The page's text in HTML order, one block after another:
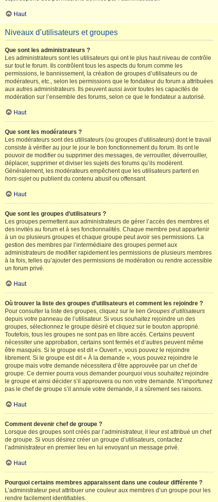
Haut
Niveaux d’utilisateurs et groupes
Que sont les administrateurs ?
Les administrateurs sont les utilisateurs qui ont le plus haut niveau de contrôle
sur tout le forum. Ils contrôlent tous les aspects du forum comme les
permissions, le bannissement, la création de groupes d’utilisateurs ou de
modérateurs, etc., selon les permissions que le fondateur du forum a attribuées
aux autres administrateurs. Ils peuvent aussi avoir toutes les capacités de
modération sur l’ensemble des forums, selon ce que le fondateur a autorisé.
Haut
Que sont les modérateurs ?
Les modérateurs sont des utilisateurs (ou groupes d’utilisateurs) dont le travail
consiste à vérifier au jour le jour le bon fonctionnement du forum. Ils ont le
pouvoir de modifier ou supprimer des messages, de verrouiller, déverrouiller,
déplacer, supprimer et diviser les sujets des forums qu’ils modèrent.
Généralement, les modérateurs empêchent que les utilisateurs partent en
hors-sujetou publient du contenu abusif ou offensant.
Haut
Que sont les groupes d’utilisateurs ?
Les groupes permettent aux administrateurs de gérer l’accès des membres et
des invités au forum et à ses fonctionnalités. Chaque membre peut appartenir
à un ou plusieurs groupes et chaque groupe peut avoir ses permissions. La
gestion des membres par l’intermédiaire des groupes permet aux
administrateurs de modifier rapidement les permissions de plusieurs membres
à la fois, telles qu’ajouter des permissions de modération ou rendre accessible
un forum privé.
Haut
Où trouver la liste des groupes d’utilisateurs et comment les rejoindre ?
Pour consulter la liste des groupes, cliquez sur le lien Groupes d’utilisateurs
depuis votre panneau de l’utilisateur. Si vous souhaitez rejoindre un des
groupes, sélectionnez le groupe désiré et cliquez sur le bouton approprié.
Toutefois, tous les groupes ne sont pas en libre accès. Certains peuvent
nécessiter une approbation, certains sont fermés et d’autres peuvent même
être masqués. Si le groupe est dit « Ouvert », vous pouvez le rejoindre
librement. Si le groupe est dit « À la demande », vous pouvez rejoindre le
groupe mais votre demande nécessitera d’être approuvée par un chef de
groupe. Ce dernier pourra vous demander pourquoi vous souhaitez rejoindre
le groupe et ainsi décider s’il approuvera ou non votre demande. N’importunez
pas le chef de groupe s’il annule votre demande, il a sûrement ses raisons.
Haut
Comment devenir chef de groupe ?
Lorsque des groupes sont créés par l’administrateur, il leur est attribué un chef
de groupe. Si vous désirez créer un groupe d’utilisateurs, contactez
l’administrateur en premier lieu en lui envoyant un message privé.
Haut
Pourquoi certains membres apparaissent dans une couleur différente ?
L’administrateur peut attribuer une couleur aux membres d’un groupe pour les
rendre facilement identifiables.